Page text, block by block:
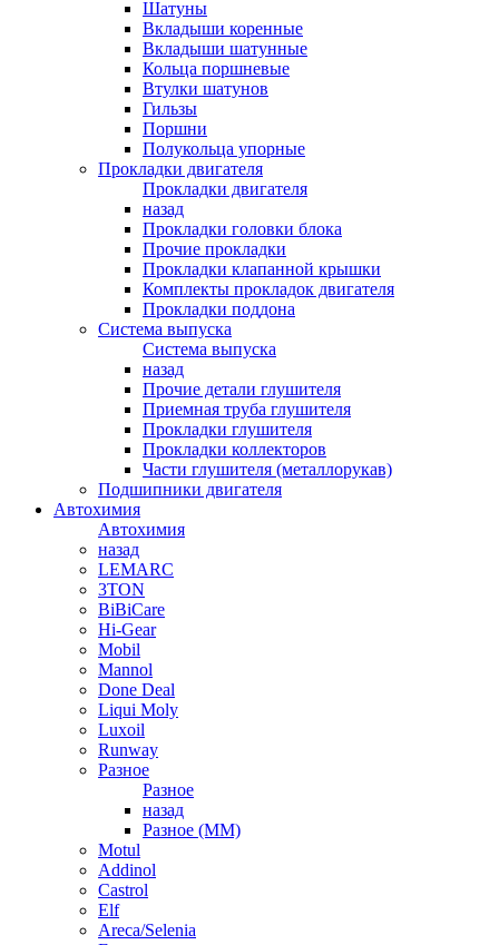
Шатуны
Вкладыши коренные
Вкладыши шатунные
Кольца поршневые
Втулки шатунов
Гильзы
Поршни
Полукольца упорные
Прокладки двигателя
Прокладки двигателя
назад
Прокладки головки блока
Прочие прокладки
Прокладки клапанной крышки
Комплекты прокладок двигателя
Прокладки поддона
Система выпуска
Система выпуска
назад
Прочие детали глушителя
Приемная труба глушителя
Прокладки глушителя
Прокладки коллекторов
Части глушителя (металлорукав)
Подшипники двигателя
Автохимия
Автохимия
назад
LEMARC
3TON
BiBiCare
Hi-Gear
Mobil
Mannol
Done Deal
Liqui Moly
Luxoil
Runway
Разное
Разное
назад
Разное (ММ)
Motul
Addinol
Castrol
Elf
Areca/Selenia